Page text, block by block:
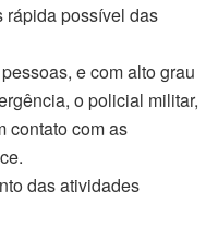
rápida possível das
e com alto grau
o policial militar,
contato com as
das atividades